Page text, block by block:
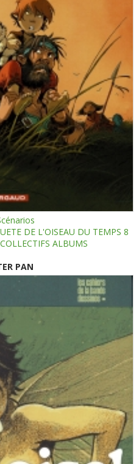
DE L'OISEAU DU TEMPS 8
ALBUMS
PAN